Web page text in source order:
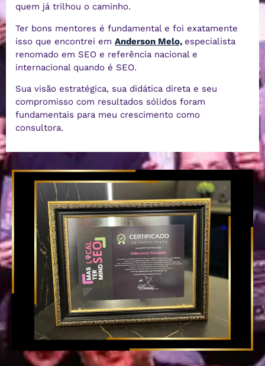
quem já trilhou o caminho.
Ter bons mentores é fundamental e foi exatamente
isso que encontrei em Anderson Melo, especialista
renomado em SEO e referência nacional e
internacional quando é SEO.
Sua visão estratégica, sua didática direta e seu
compromisso com resultados sólidos foram
fundamentais para meu crescimento como
consultora.